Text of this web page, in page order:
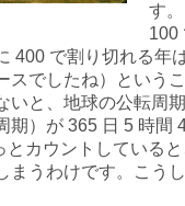
す
100
400 で割り切れる年
スでしたね）という
いと、地球の公転周
期）が 365 日 5 時間
とカウントしている
まうわけです。こう